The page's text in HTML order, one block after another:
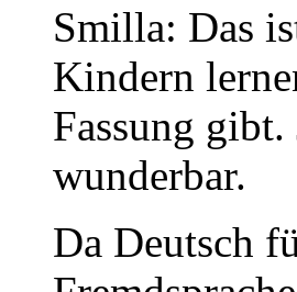
Smilla: Das
Kindern
Fassung
wunderbar.
Da Deutsch